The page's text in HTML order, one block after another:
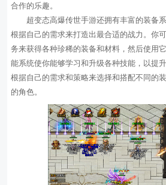
合作的乐趣。
超变态高爆传世手游还拥有丰富的装备
根据自己的需求来打造出最合适的战力。你
务来获得各种珍稀的装备和材料，然后使用
能系统使你能够学习和升级各种技能，以提
根据自己的需求和策略来选择和搭配不同的
的角色。